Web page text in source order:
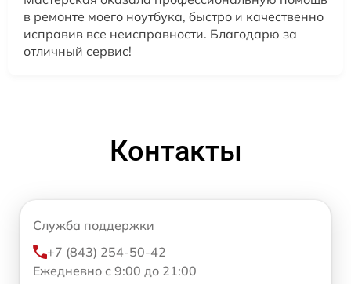
в ремонте моего ноутбука, быстро и качественно
исправив все неисправности. Благодарю за
отличный сервис!
Контакты
Служба поддержки
+7 (843) 254-50-42
Ежедневно с 9:00 до 21:00